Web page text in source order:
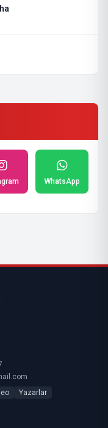
WhatsApp
Yazarlar